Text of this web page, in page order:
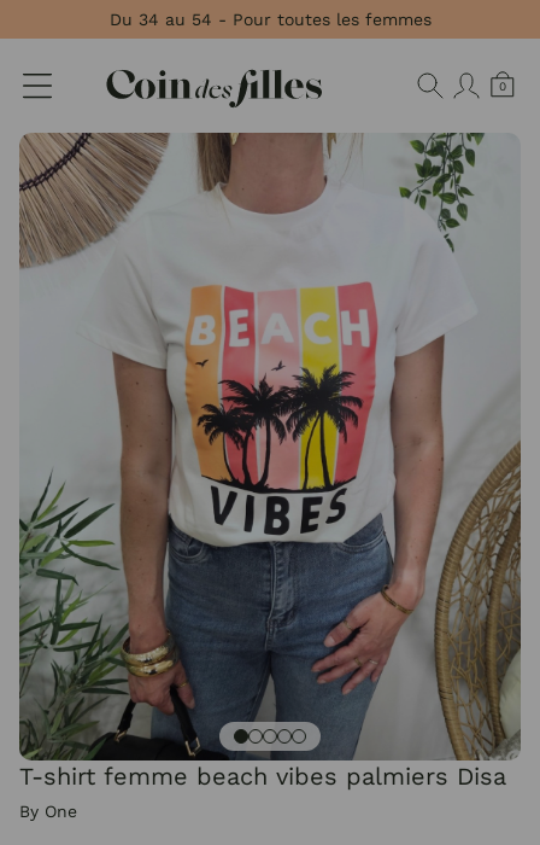
Du 34 au 54 - Pour toutes les femmes
0
T-shirt femme beach vibes palmiers Disa
By One
Panneau de gestion des cookies